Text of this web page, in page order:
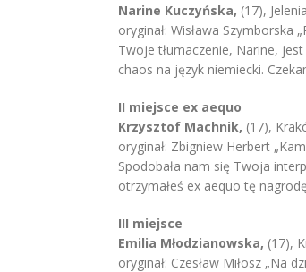
Narine Kuczyńska, (17),
oryginał: Wisława Szymborska
Twoje tłumaczenie, Narine,
chaos na język niemiecki.
II miejsce ex aequo
Krzysztof Machnik, (17),
oryginał: Zbigniew Herbert
Spodobała nam się Twoja
otrzymałeś ex aequo tę
III miejsce
Emilia Młodzianowska, (17),
oryginał: Czesław Miłosz „Na